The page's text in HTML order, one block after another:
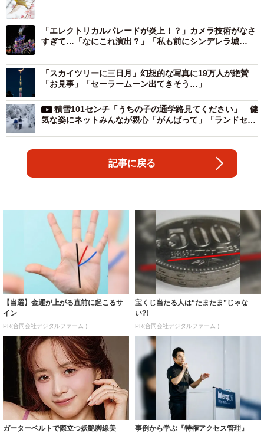
「エレクトリカルパレードが炎上！？」カメラ技術がなさ
すぎて…「なにこれ演出？」「私も前にシンデレラ城
「スカイツリーに三日月」幻想的な写真に19万人が絶賛
「お見事」「セーラームーン出てきそう…」
積雪101センチ「うちの子の通学路見てください」 健
気な姿にネットみんなが親心「がんばって」「ランドセル
記事に戻る
【当選】金運が上がる直前に起こるサ
イン
PR(合同会社デジタルファーム )
宝くじ当たる人は“たまたま”じゃな
い?!
PR(合同会社デジタルファーム )
ガーターベルトで際立つ妖艶脚線美
事例から学ぶ『特権アクセス管理』